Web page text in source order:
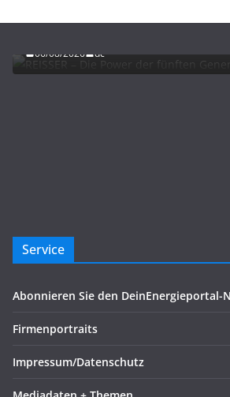
REISSER – Die Power der fünften
06/08/2026 dc
Service
Abonnieren Sie den DeinEnergieportal-
Firmenportraits
Impressum/Datenschutz